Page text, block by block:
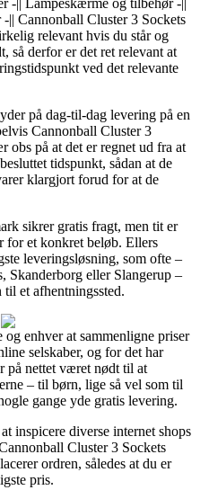
Cannonball Cluster 3 Sockets
relevant hvis du står og
så derfor er det ret relevant at
ved det relevante
på dag-til-dag levering på en
Cannonball Cluster 3
obs på at det er regnet ud fra at
tidspunkt, sådan at de
klargjort forud for at de
sikrer gratis fragt, men tit er
for et konkret beløb. Ellers
leveringsløsning, som ofte –
Skanderborg eller Slangerup –
et afhentningssted.
enhver at sammenligne priser
selskaber, og for det har
på nettet været nødt til at
– til børn, lige så vel som til
gange yde gratis levering.
inspicere diverse internet shops
Cluster 3 Sockets
ordren, således at du er
pris.